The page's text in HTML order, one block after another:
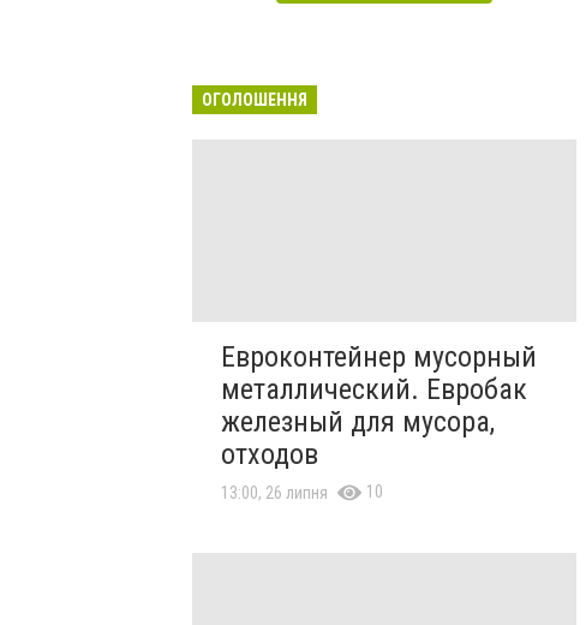
ОГОЛОШЕННЯ
Евроконтейнер мусорный
металлический. Евробак
железный для мусора,
отходов
13:00, 26 липня 10